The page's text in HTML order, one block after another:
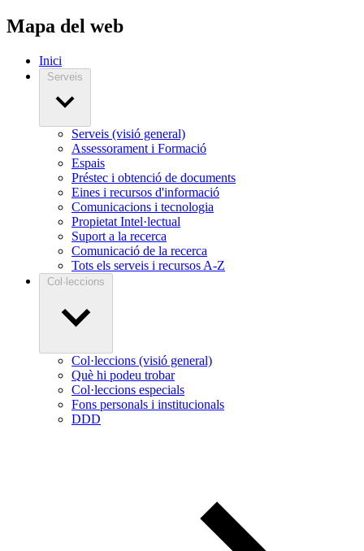
Mapa del web
Inici
Serveis
Serveis (visió general)
Assessorament i Formació
Espais
Préstec i obtenció de documents
Eines i recursos d'informació
Comunicacions i tecnologia
Propietat Intel·lectual
Suport a la recerca
Comunicació de la recerca
Tots els serveis i recursos A-Z
Col·leccions
Col·leccions (visió general)
Què hi podeu trobar
Col·leccions especials
Fons personals i institucionals
DDD